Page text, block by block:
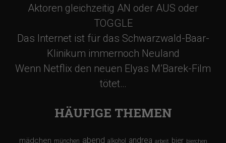
Aktoren gleichzeitig AN oder AUS oder
TOGGLE
Das Internet ist für das Schwarzwald-Baar-
Klinikum immernoch Neuland
Wenn Netflix den neuen Elyas M’Barek-Film
tötet…
HÄUFIGE THEMEN
mädchen münchen abend alkohol andrea arbeit bier bierchen